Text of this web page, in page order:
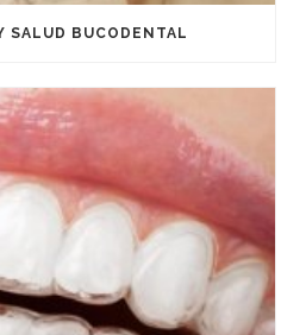
SALUD BUCODENTAL